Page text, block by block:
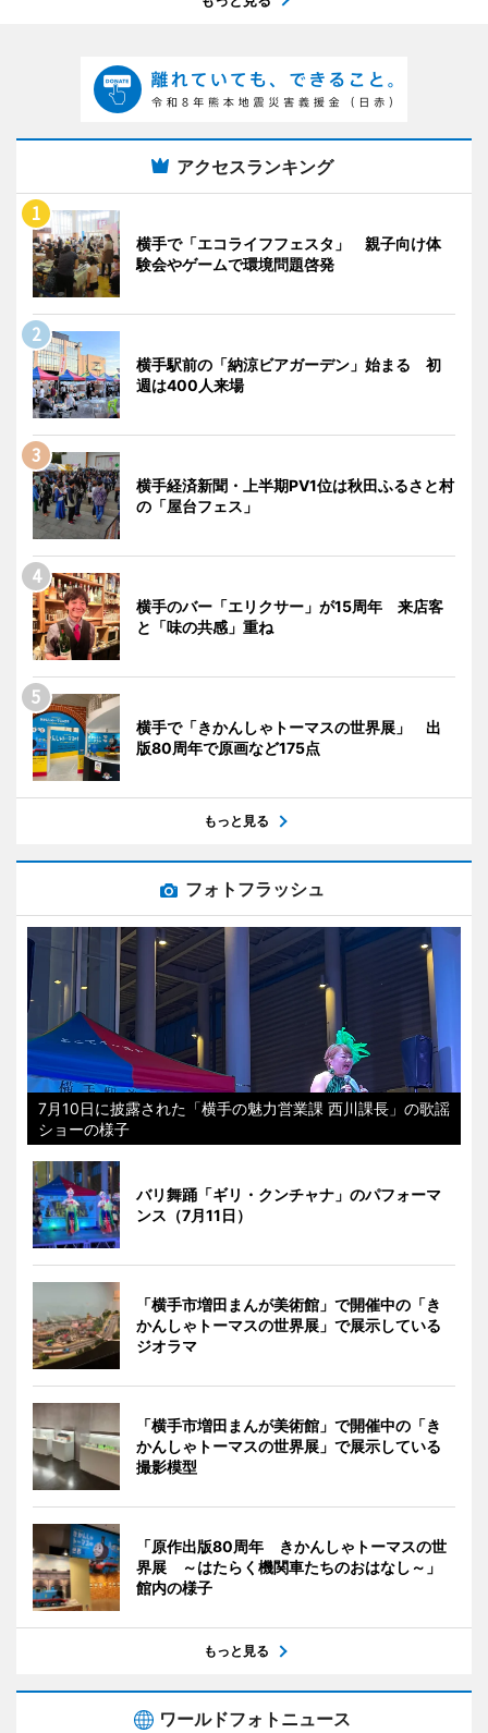
アクセスランキング
横手で「エコライフフェスタ」 親子向け体
験会やゲームで環境問題啓発
横手駅前の「納涼ビアガーデン」始まる 初
週は400人来場
横手経済新聞・上半期PV1位は秋田ふるさと村
の「屋台フェス」
横手のバー「エリクサー」が15周年 来店客
と「味の共感」重ね
横手で「きかんしゃトーマスの世界展」 出
版80周年で原画など175点
もっと見る
フォトフラッシュ
7月10日に披露された「横手の魅力営業課 西川課長」の歌謡
ショーの様子
バリ舞踊「ギリ・クンチャナ」のパフォーマ
ンス（7月11日）
「横手市増田まんが美術館」で開催中の「き
かんしゃトーマスの世界展」で展示している
ジオラマ
「横手市増田まんが美術館」で開催中の「き
かんしゃトーマスの世界展」で展示している
撮影模型
「原作出版80周年 きかんしゃトーマスの世
界展 ～はたらく機関車たちのおはなし～」
館内の様子
もっと見る
ワールドフォトニュース